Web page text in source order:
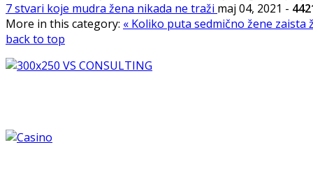
7 stvari koje mudra žena nikada ne traži maj 04, 2021 -
More in this category: « Koliko puta sedmično žene zaista
back to top